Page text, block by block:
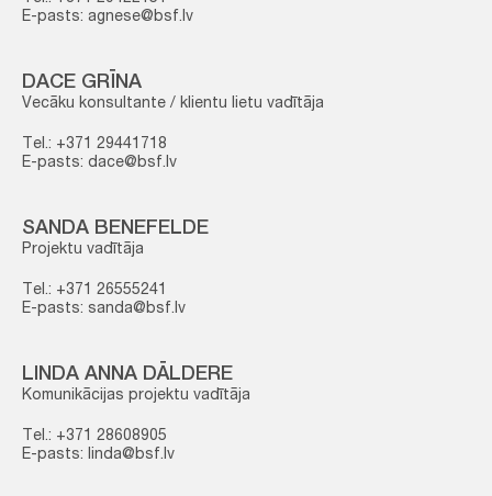
E-pasts: agnese@bsf.lv
DACE GRĪNA
Vecāku konsultante / klientu lietu vadītāja
Tel.: +371 29441718
E-pasts: dace@bsf.lv
SANDA BENEFELDE
Projektu vadītāja
Tel.: +371 26555241
E-pasts: sanda@bsf.lv
LINDA ANNA DĀLDERE
Komunikācijas projektu vadītāja
Tel.: +371 28608905
E-pasts: linda@bsf.lv